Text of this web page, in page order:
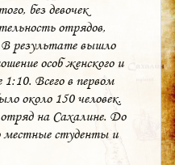
без девочек
отрядов,
результате вышло
особ женского и
Всего в первом
около 150 человек.
на Сахалине. До
студенты и